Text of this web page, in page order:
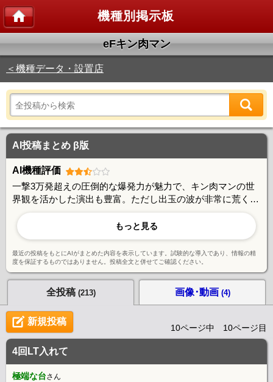
機種別掲示板
eFキン肉マン
＜機種データ・設置店
AI投稿まとめ β版
AI機種評価
一撃3万発超えの圧倒的な爆発力が魅力で、キン肉マンの世
界観を活かした演出も豊富。ただし出玉の波が非常に荒く、
ラッシュスルーや駆け抜けが目立つため安定志向のユーザー
には厳しいとの声もある。回転率の良い台を選べば勝機はあ
るが、台選びと投資管理が重要な玄人向けスペックとの評
価。
もっと見る
最近の投稿をもとにAIがまとめた内容を表示しています。試験的な導入であり、情報の精
度を保証するものではありません。投稿全文と併せてご確認ください。
全投稿 (213) 画像･動画 (4)
新規投稿
10ページ中 10ページ目
4回LT入れて
極端な台さん